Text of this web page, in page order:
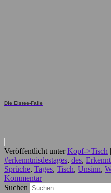
Die Eistee-Falle
Veröffentlicht unter Kopf->Tisch |
#erkenntnisdestages, des,
Sprüche, Tages, Tisch, Unsinn,
Kommentar
Suchen